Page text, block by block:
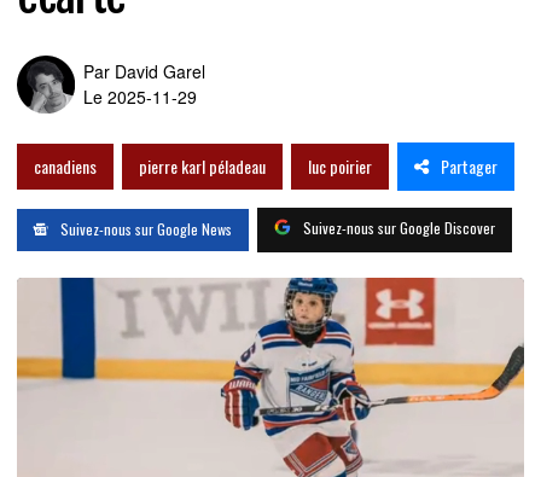
Par David Garel
Le 2025-11-29
canadiens pierre karl péladeau luc poirier Partager
Suivez-nous sur Google News Suivez-nous sur Google Discover